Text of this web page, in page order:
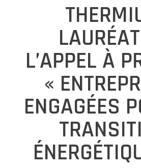
L’APPEL À
«
ENGAGÉES